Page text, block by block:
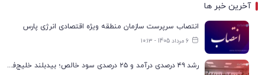
آخرین خبر ها
انتصاب سرپرست سازمان منطقه ویژه اقتصادی انرژی پارس
6 مرداد 1405 - ۱۰:۱۳
رشد ۴۹ درصدی درآمد و ۲۵ درصدی سود خالص؛ بیدبلند خلیج‌فارس سال ۱۴۰۴ را با رکوردهای جدید به پایان رساند